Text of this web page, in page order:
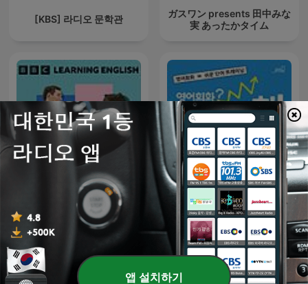
[KBS] 라디오 문학관
ガスワン presents 田中みな
実 あったかタイム
Learning English
Conversations
영어회화? 쉬운 단어의 힘! -
연습
앱 설치하기